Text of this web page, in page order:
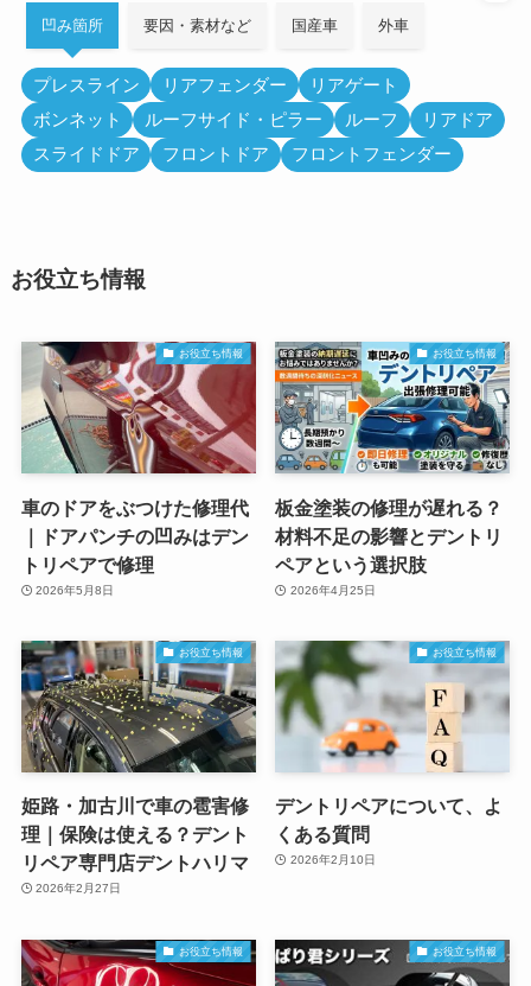
凹み箇所 要因・素材など 国産車 外車
プレスライン リアフェンダー
リアゲート
ボンネット
ルーフサイド・ピラー ルーフ
リアドア
スライドドア
フロントドア フロントフェンダー
お役立ち情報
お役立ち情報
車のドアをぶつけた修理代
｜ドアパンチの凹みはデン
トリペアで修理
2026年5月8日
お役立ち情報
板金塗装の修理が遅れる？
材料不足の影響とデントリ
ペアという選択肢
2026年4月25日
お役立ち情報
姫路・加古川で車の雹害修
理｜保険は使える？デント
リペア専門店デントハリマ
2026年2月27日
お役立ち情報
デントリペアについて、よ
くある質問
2026年2月10日
お役立ち情報 お役立ち情報